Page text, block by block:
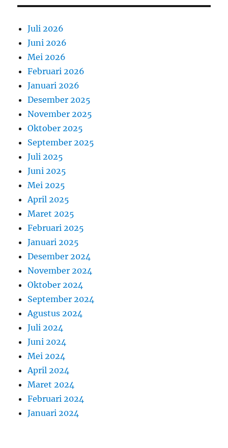
Juli 2026
Juni 2026
Mei 2026
Februari 2026
Januari 2026
Desember 2025
November 2025
Oktober 2025
September 2025
Juli 2025
Juni 2025
Mei 2025
April 2025
Maret 2025
Februari 2025
Januari 2025
Desember 2024
November 2024
Oktober 2024
September 2024
Agustus 2024
Juli 2024
Juni 2024
Mei 2024
April 2024
Maret 2024
Februari 2024
Januari 2024